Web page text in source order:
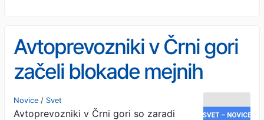
Avtoprevozniki v Črni gori
začeli blokade mejnih
prehodov
Novice / Svet
Avtoprevozniki v Črni gori so zaradi